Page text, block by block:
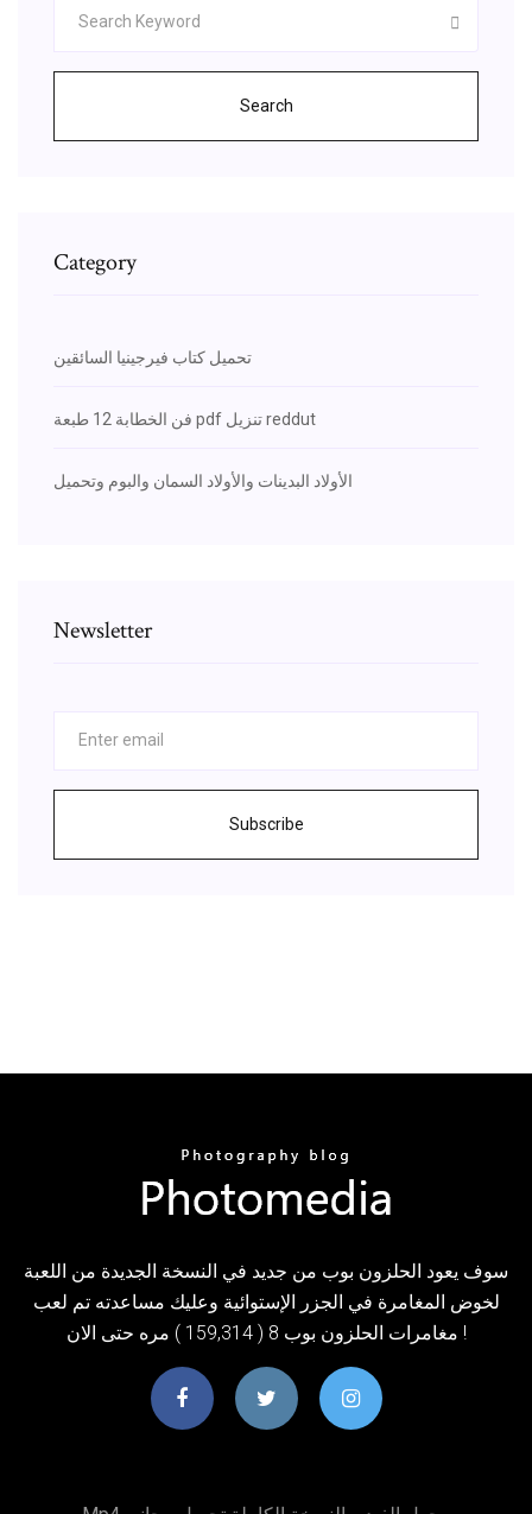
Search
Category
تحميل كتاب فيرجينيا السائقين
فن الخطابة 12 طبعة pdf تنزيل reddut
الأولاد البدينات والأولاد السمان والبوم وتحميل
Newsletter
Subscribe
سوف يعود الحلزون بوب من جديد في النسخة الجديدة من اللعبة
لخوض المغامرة في الجزر الإستوائية وعليك مساعدته تم لعب
مغامرات الحلزون بوب 8 ( 159,314 ) مره حتى الان !